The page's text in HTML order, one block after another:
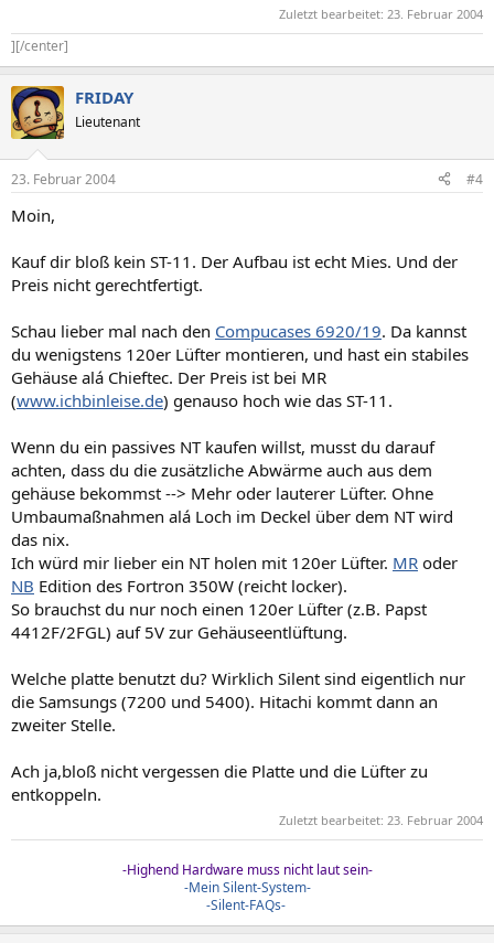
Zuletzt bearbeitet: 23. Februar 2004
][/center]
FRIDAY
Lieutenant
23. Februar 2004 #4
Moin,
Kauf dir bloß kein ST-11. Der Aufbau ist echt Mies. Und der
Preis nicht gerechtfertigt.
Schau lieber mal nach den Compucases 6920/19. Da kannst
du wenigstens 120er Lüfter montieren, und hast ein stabiles
Gehäuse alá Chieftec. Der Preis ist bei MR
(www.ichbinleise.de) genauso hoch wie das ST-11.
Wenn du ein passives NT kaufen willst, musst du darauf
achten, dass du die zusätzliche Abwärme auch aus dem
gehäuse bekommst --> Mehr oder lauterer Lüfter. Ohne
Umbaumaßnahmen alá Loch im Deckel über dem NT wird
das nix.
Ich würd mir lieber ein NT holen mit 120er Lüfter. MR oder
NB Edition des Fortron 350W (reicht locker).
So brauchst du nur noch einen 120er Lüfter (z.B. Papst
4412F/2FGL) auf 5V zur Gehäuseentlüftung.
Welche platte benutzt du? Wirklich Silent sind eigentlich nur
die Samsungs (7200 und 5400). Hitachi kommt dann an
zweiter Stelle.
Ach ja,bloß nicht vergessen die Platte und die Lüfter zu
entkoppeln.
Zuletzt bearbeitet: 23. Februar 2004
-Highend Hardware muss nicht laut sein-
-Mein Silent-System-
-Silent-FAQs-